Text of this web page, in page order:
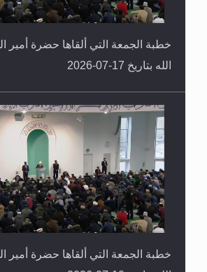
خطبة الجمعة التي ألقاها حضرة أمير
الله بتاريخ 17-07-2026
خطبة الجمعة التي ألقاها حضرة أمير